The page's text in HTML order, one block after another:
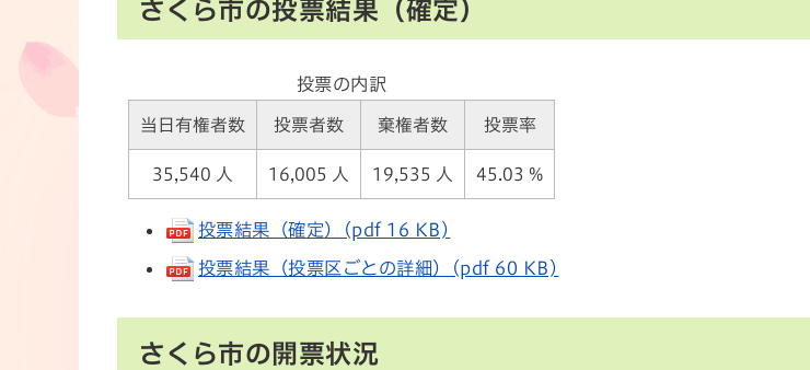
さくら市の投票結果（確定）
投票の内訳
当日有権者数 投票者数 棄権者数 投票率
35,540 人 16,005 人 19,535 人 45.03 %
投票結果（確定）(pdf 16 KB)
投票結果（投票区ごとの詳細）(pdf 60 KB)
さくら市の開票状況